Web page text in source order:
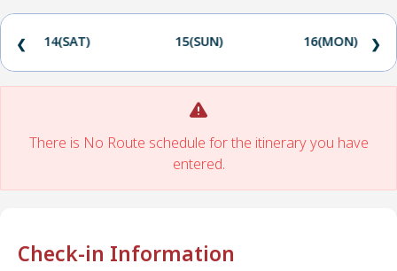
14(SAT) 15(SUN) 16(MON)
❮ ❯
There is No Route schedule for the itinerary you have
entered.
Check-in Information